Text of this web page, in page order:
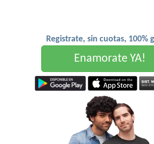
Registrate, sin cuotas, 100%
Enamorate YA!